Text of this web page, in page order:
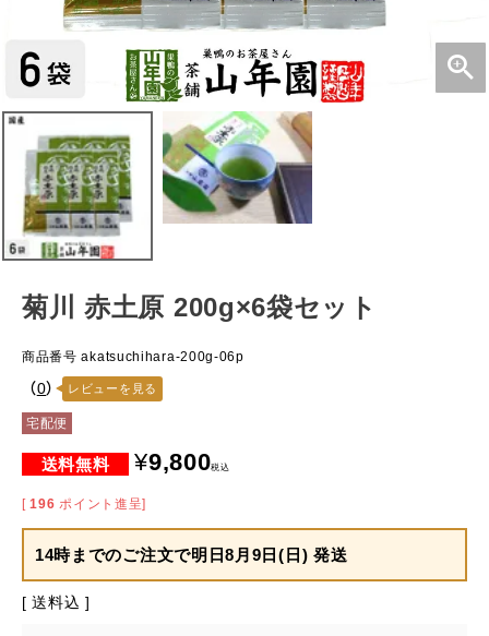
菊川 赤土原 200g×6袋セット
商品番号 akatsuchihara-200g-06p
（0） レビューを見る
宅配便
¥9,800税込
[ 196 ポイント進呈]
14時までのご注文で明日8月9日(日) 発送
送料込